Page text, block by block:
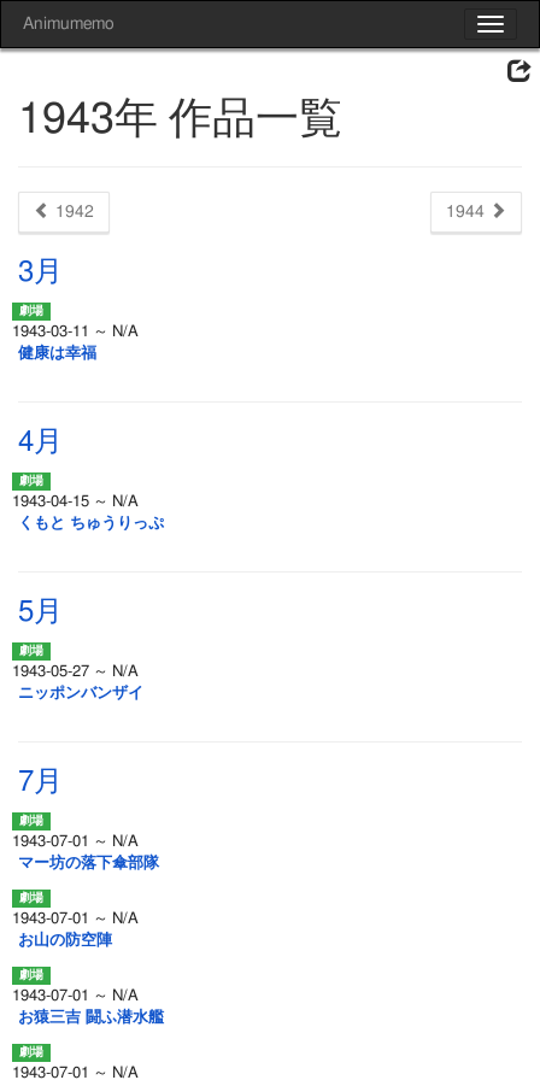
Toggle
Animumemo
1943年 作品一覧
1942 1944
3月
1943-03-11 ～ N/A
健康は幸福
4月
1943-04-15 ～ N/A
くもと ちゅうりっぷ
5月
1943-05-27 ～ N/A
ニッポンバンザイ
7月
1943-07-01 ～ N/A
マー坊の落下傘部隊
1943-07-01 ～ N/A
お山の防空陣
1943-07-01 ～ N/A
お猿三吉 闘ふ潜水艦
1943-07-01 ～ N/A